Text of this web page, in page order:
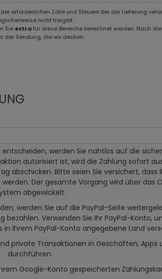
erforderlichen Zölle und Steuern bei der Lieferung
nicht freigibt.
Sie extrafür diese Bereiche berechnet werden. Nach
der Sendung, die wir decken.
werden Sie nahtlos auf die
autorisiert ist, wird die Zahlung sofort
abschicken. Bitte seien Sie versichert, dass
Der gesamte Vorgang wird über das
abgewickelt.
werden Sie auf die PayPal-Seite
bezahlen. Verwenden Sie Ihr PayPal-Konto,
in Ihrem PayPal-Konto angegebene Land
private Transaktionen in Geschäften, Apps
durchführen.
Google-Konto gespeicherten